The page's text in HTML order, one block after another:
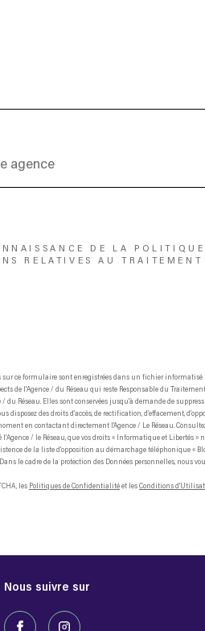
agence
DE LA
RELATIVES AU
sur ce formulaire sont enregistrées dans un fichier
de l'Agence / du Réseau qui reste Responsable du
du Réseau. Elles sont conservées jusqu'à demande de
disposez des droits d’accès, de rectification, d’effacement,
en contactant directement l’Agence / Le Réseau.
/ le Réseau, que vos droits « Informatique et Libertés »
de la liste d'opposition au démarchage téléphonique «
le cadre de la protection des Données personnelles, nous
les Politiques de Confidentialité et les Conditions
Nous suivre sur